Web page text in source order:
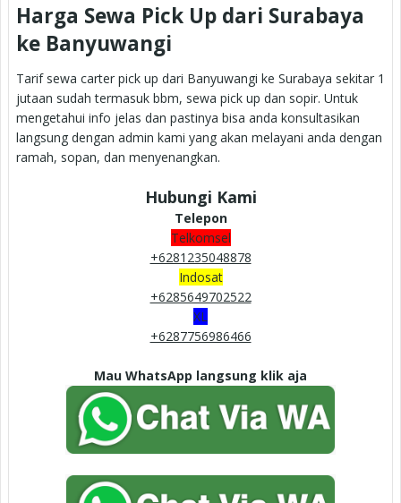
Harga Sewa Pick Up dari Surabaya
ke Banyuwangi
Tarif sewa carter pick up dari Banyuwangi ke Surabaya sekitar 1
jutaan sudah termasuk bbm, sewa pick up dan sopir. Untuk
mengetahui info jelas dan pastinya bisa anda konsultasikan
langsung dengan admin kami yang akan melayani anda dengan
ramah, sopan, dan menyenangkan.
Hubungi Kami
Telepon
Telkomsel
+6281235048878
Indosat
+6285649702522
XL
+6287756986466
Mau WhatsApp langsung klik aja